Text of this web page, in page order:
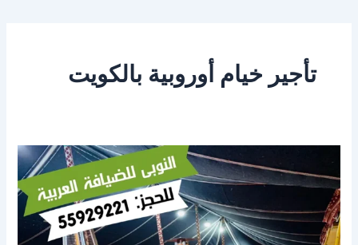
تأجير خيام أوروبية بالكويت
خيام
بالكويت